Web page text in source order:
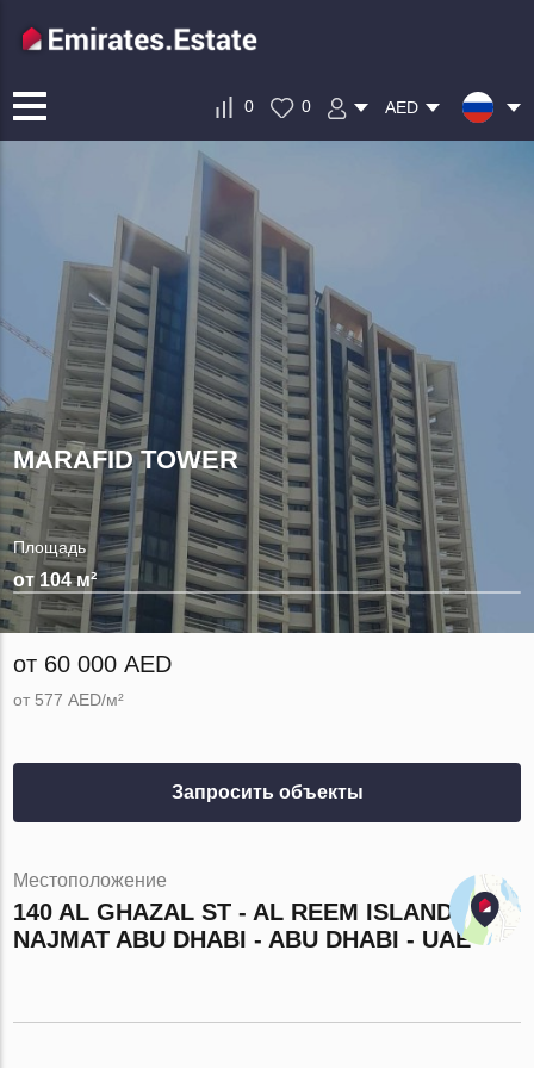
0 0 AED
MARAFID TOWER
Площадь
от 104 м²
от 60 000 AED
от 577 AED/м²
Запросить объекты
Местоположение
140 AL GHAZAL ST - AL REEM ISLAND -
NAJMAT ABU DHABI - ABU DHABI - UAE